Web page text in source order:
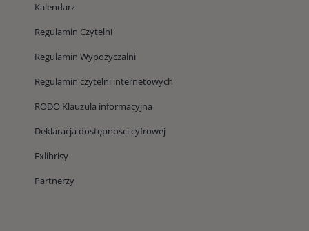
Kalendarz
Regulamin Czytelni
Regulamin Wypożyczalni
Regulamin czytelni internetowych
RODO Klauzula informacyjna
Deklaracja dostępności cyfrowej
Exlibrisy
Partnerzy